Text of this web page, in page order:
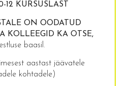
12 KURSUSLAST
ON OODATUD
KOLLEEGID KA OTSE,
baasil.
aastast jäävatele
kohtadele)